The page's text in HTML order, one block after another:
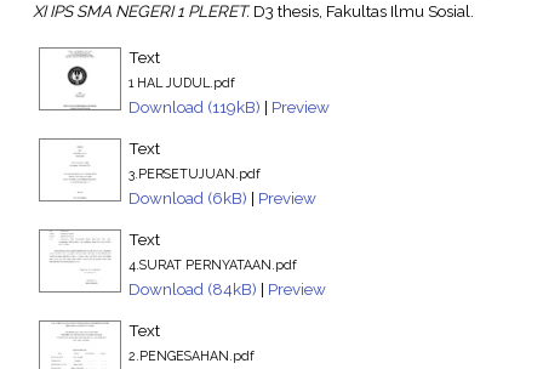
XI IPS SMA NEGERI 1 PLERET.D3 thesis, Fakultas Ilmu Sosial.
Text
1 HAL JUDUL.pdf
Download (119kB) | Preview
Text
3.PERSETUJUAN.pdf
Download (6kB) | Preview
Text
4.SURAT PERNYATAAN.pdf
Download (84kB) | Preview
Text
2.PENGESAHAN.pdf